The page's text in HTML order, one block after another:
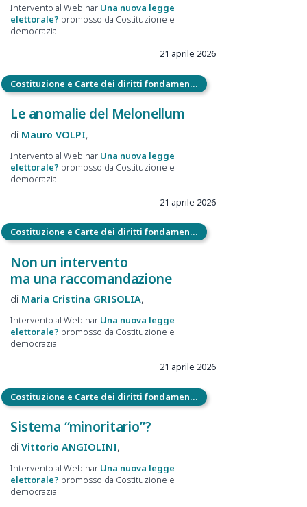
Intervento al Webinar Una nuova legge
elettorale? promosso da Costituzione e
democrazia
21 aprile 2026
Costituzione e Carte dei diritti fondamentali
Le anomalie del Melonellum
Mauro VOLPI
Intervento al Webinar Una nuova legge
elettorale? promosso da Costituzione e
democrazia
21 aprile 2026
Costituzione e Carte dei diritti fondamentali
Non un intervento
ma una raccomandazione
Maria Cristina GRISOLIA
Intervento al Webinar Una nuova legge
elettorale? promosso da Costituzione e
democrazia
21 aprile 2026
Costituzione e Carte dei diritti fondamentali
Sistema “minoritario”?
Vittorio ANGIOLINI
Intervento al Webinar Una nuova legge
elettorale? promosso da Costituzione e
democrazia